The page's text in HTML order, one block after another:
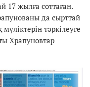
17 жылға соттаған.
да сырттай
тәркілеуге
Храпуновтар